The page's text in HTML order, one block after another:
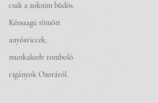
csak a zoknim büdös.
Kénszagú tömött
anyósviccek,
munkakedv romboló
cigányok Ozoráról.